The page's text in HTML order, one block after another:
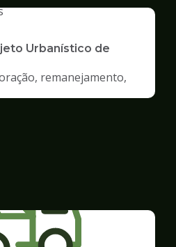
Urbanístico de
remanejamento,